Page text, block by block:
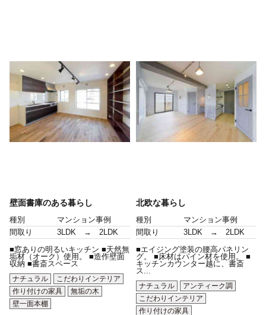
壁面書庫のある暮らし
種別
マンション事例
間取り
3LDK → 2LDK
■窓ありの明るいキッチン ■天然無
垢材（オーク）使用。 ■造作壁面
収納 ■書斎スペース
ナチュラル
こだわりインテリア
作り付けの家具
無垢の木
壁一面本棚
北欧な暮らし
種別
マンション事例
間取り
3LDK → 2LDK
■エイジング塗装の腰高パネリン
グ。 ■床材はパイン材を使用。 ■
キッチンカウンター越に、書斎
ス...
ナチュラル
アンティーク調
こだわりインテリア
作り付けの家具